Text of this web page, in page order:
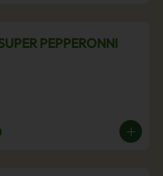
PEPPERONNI